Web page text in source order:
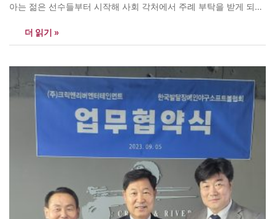
아는 젊은 선수들부터 시작해 사회 각처에서 주례 부탁을 받게 되면
으로 살아갈 인생에 대해 조금이나마 도움이 되었으면 하는 마음으
로 담소를…
더 읽기 »